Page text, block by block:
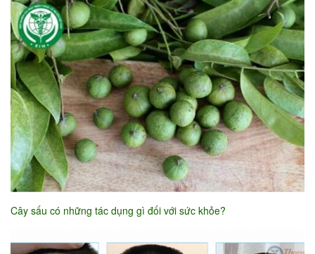
Cây sấu có những tác dụng gì đối với sức khỏe?